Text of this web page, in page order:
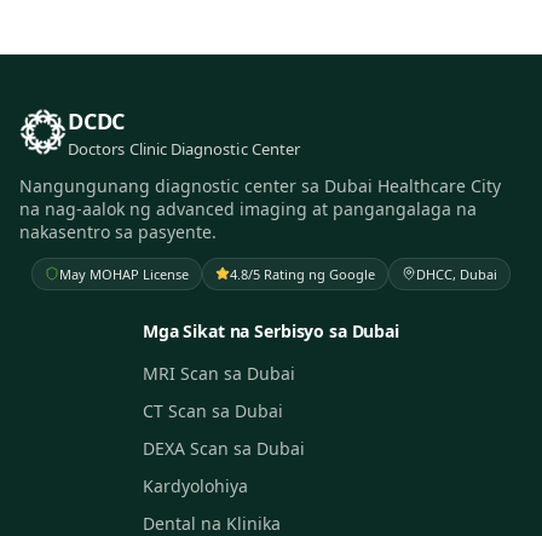
DCDC
Doctors Clinic Diagnostic Center
Nangungunang diagnostic center sa Dubai Healthcare City
na nag-aalok ng advanced imaging at pangangalaga na
nakasentro sa pasyente.
May MOHAP License 4.8/5 Rating ng Google DHCC, Dubai
Mga Sikat na Serbisyo sa Dubai
MRI Scan sa Dubai
CT Scan sa Dubai
DEXA Scan sa Dubai
Kardyolohiya
Dental na Klinika